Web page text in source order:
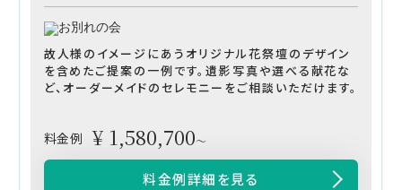
故人様のイメージにあうオリジナル花祭壇のデザイン
を含めたご提案の一例です。遺影写真や選べる献花な
ど、オーダーメイドのセレモニーをご相談いただけます。
料金例 ¥ 1,580,700～
料金例詳細を見る